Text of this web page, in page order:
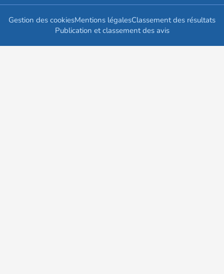
Gestion des cookiesMentions légalesClassement des résultats
Publication et classement des avis